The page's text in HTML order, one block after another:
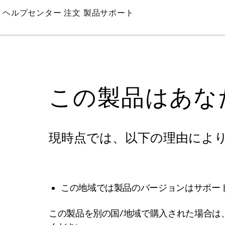
Skip
Main
ヘルプセンター 注文 製品サポート
この製品はあ
現時点では、以下の理由によ
この地域では製品のバージョンはサポー
この製品を別の国/地域で購入された場合